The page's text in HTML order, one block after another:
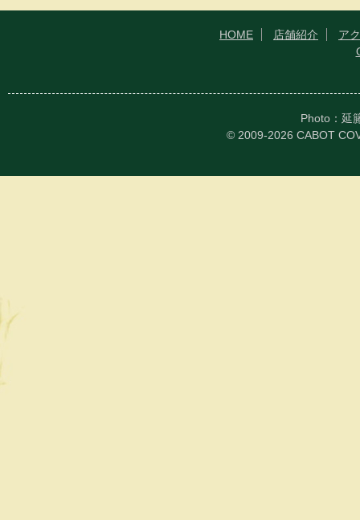
HOME 店舗紹介
ア
Photo：延
© 2009-2026 CABOT